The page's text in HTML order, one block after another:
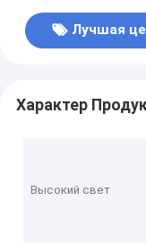
Лучшая
Характер
Высокий свет